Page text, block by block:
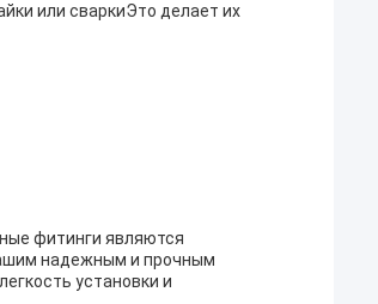
или сваркиЭто делает их
фитинги являются
надежным и прочным
установки и